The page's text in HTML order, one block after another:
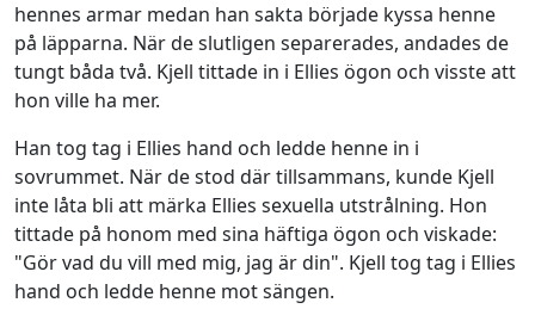
hennes armar medan han sakta började kyssa henne
på läpparna. När de slutligen separerades, andades de
tungt båda två. Kjell tittade in i Ellies ögon och visste att
hon ville ha mer.
Han tog tag i Ellies hand och ledde henne in i
sovrummet. När de stod där tillsammans, kunde Kjell
inte låta bli att märka Ellies sexuella utstrålning. Hon
tittade på honom med sina häftiga ögon och viskade:
"Gör vad du vill med mig, jag är din". Kjell tog tag i Ellies
hand och ledde henne mot sängen.